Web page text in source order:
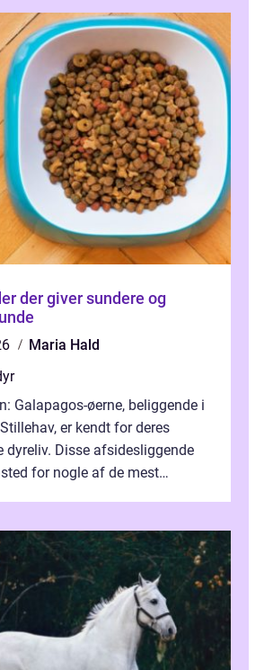
der giver sundere og
Maria Hald
Galapagos-øerne, beliggende i
er kendt for deres
dyreliv. Disse afsidesliggende
for nogle af de mest